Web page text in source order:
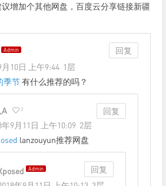
增加个其他网盘，百度云分享链接新疆
Admin
回复
月10日 上午9:44 1层
季节有什么推荐的吗？
A 0
回复
年9月11日 上午10:09 2层
lanzouyun推荐网盘
Admin
回复